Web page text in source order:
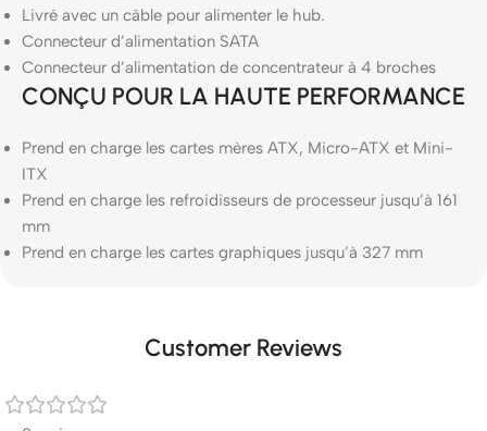
Livré avec un câble pour alimenter le hub.
Connecteur d’alimentation SATA
Connecteur d’alimentation de concentrateur à 4 broches
CONÇU POUR LA HAUTE PERFORMANCE
Prend en charge les cartes mères ATX, Micro-ATX et Mini-
ITX
Prend en charge les refroidisseurs de processeur jusqu’à 161
mm
Prend en charge les cartes graphiques jusqu’à 327 mm
Customer Reviews